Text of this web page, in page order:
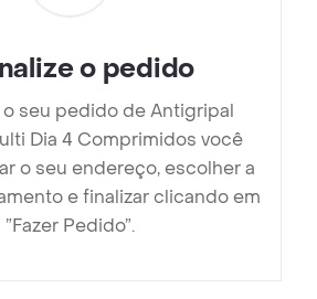
o pedido
o seu pedido de Antigripal
Dia 4 Comprimidos você
o seu endereço, escolher a
e finalizar clicando em
”Fazer Pedido”.